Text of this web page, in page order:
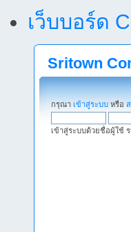
เว็บบอร์ด
Sritown
กรุณา เข้าสู่ระบบ หรือ
เข้าสู่ระบบด้วยชื่อผู้ใช้